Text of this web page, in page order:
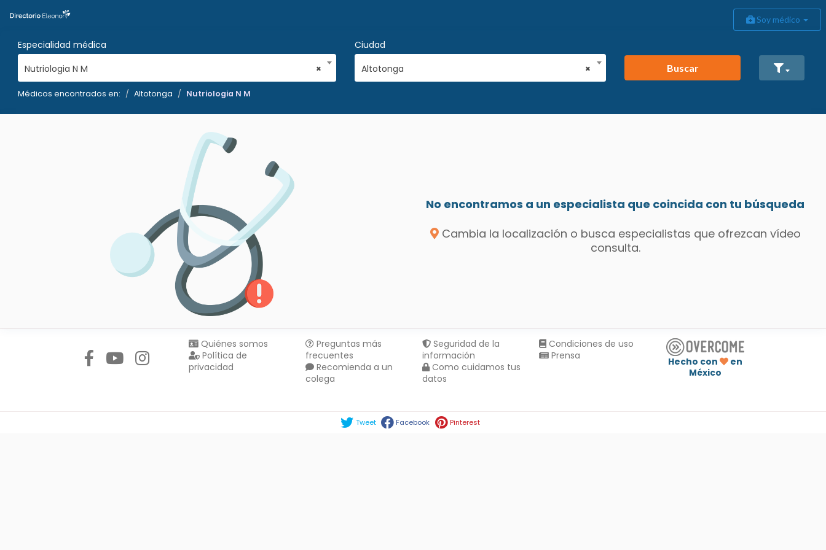
Soy médico
Especialidad médica
×
Nutriologia N M
Ciudad
×
Altotonga Buscar
Médicos encontrados en: Altotonga Nutriologia N M
No encontramos a un especialista que coincida con tu búsqueda
Cambia la localización o busca especialistas que ofrezcan vídeo
consulta.
Quiénes somos
Política de
privacidad
Preguntas más
frecuentes
Recomienda a un
colega
Seguridad de la
información
Como cuidamos tus
datos
Condiciones de uso
Prensa
Hecho con
en
México
Tweet Facebook Pinterest